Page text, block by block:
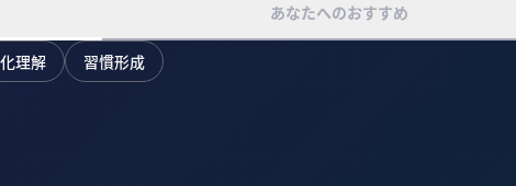
あなたへのおすすめ
理解 習慣形成